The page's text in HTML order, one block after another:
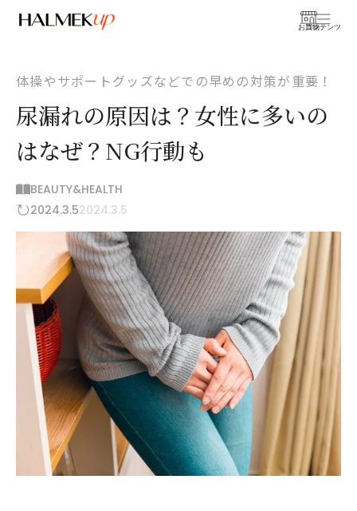
お買物
コンテンツ
体操やサポートグッズなどでの早めの対策が重要！
尿漏れの原因は？女性に多いの
はなぜ？NG行動も
BEAUTY&HEALTH
2024.3.52024.3.5